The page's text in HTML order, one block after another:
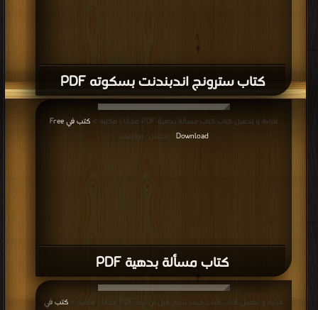
كتاب سترونج اندبندنت بسكوته PDF
كتاب مسألة بدهية PDF
قراءة و تحميل كتاب كتاب مسألة بدهية PDF مجانا | مكتبة >
كتب في Free
Download | التحميل : مرة/مرات
قراءة و تحميل كتاب كتاب كيف تنجح قبل أن تبدأ PDF مجانا | مكتبة >
كتب في